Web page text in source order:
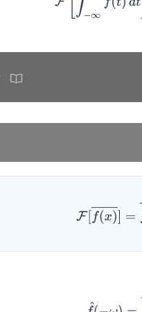
F[f(x)―]
f^( ω)=f^